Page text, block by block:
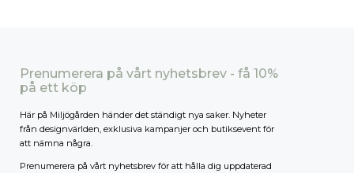
Prenumerera på vårt nyhetsbrev - få 10%
på ett köp
Här på Miljögården händer det ständigt nya saker. Nyheter
från designvärlden, exklusiva kampanjer och butiksevent för
att nämna några.
Prenumerera på vårt nyhetsbrev för att hålla dig uppdaterad